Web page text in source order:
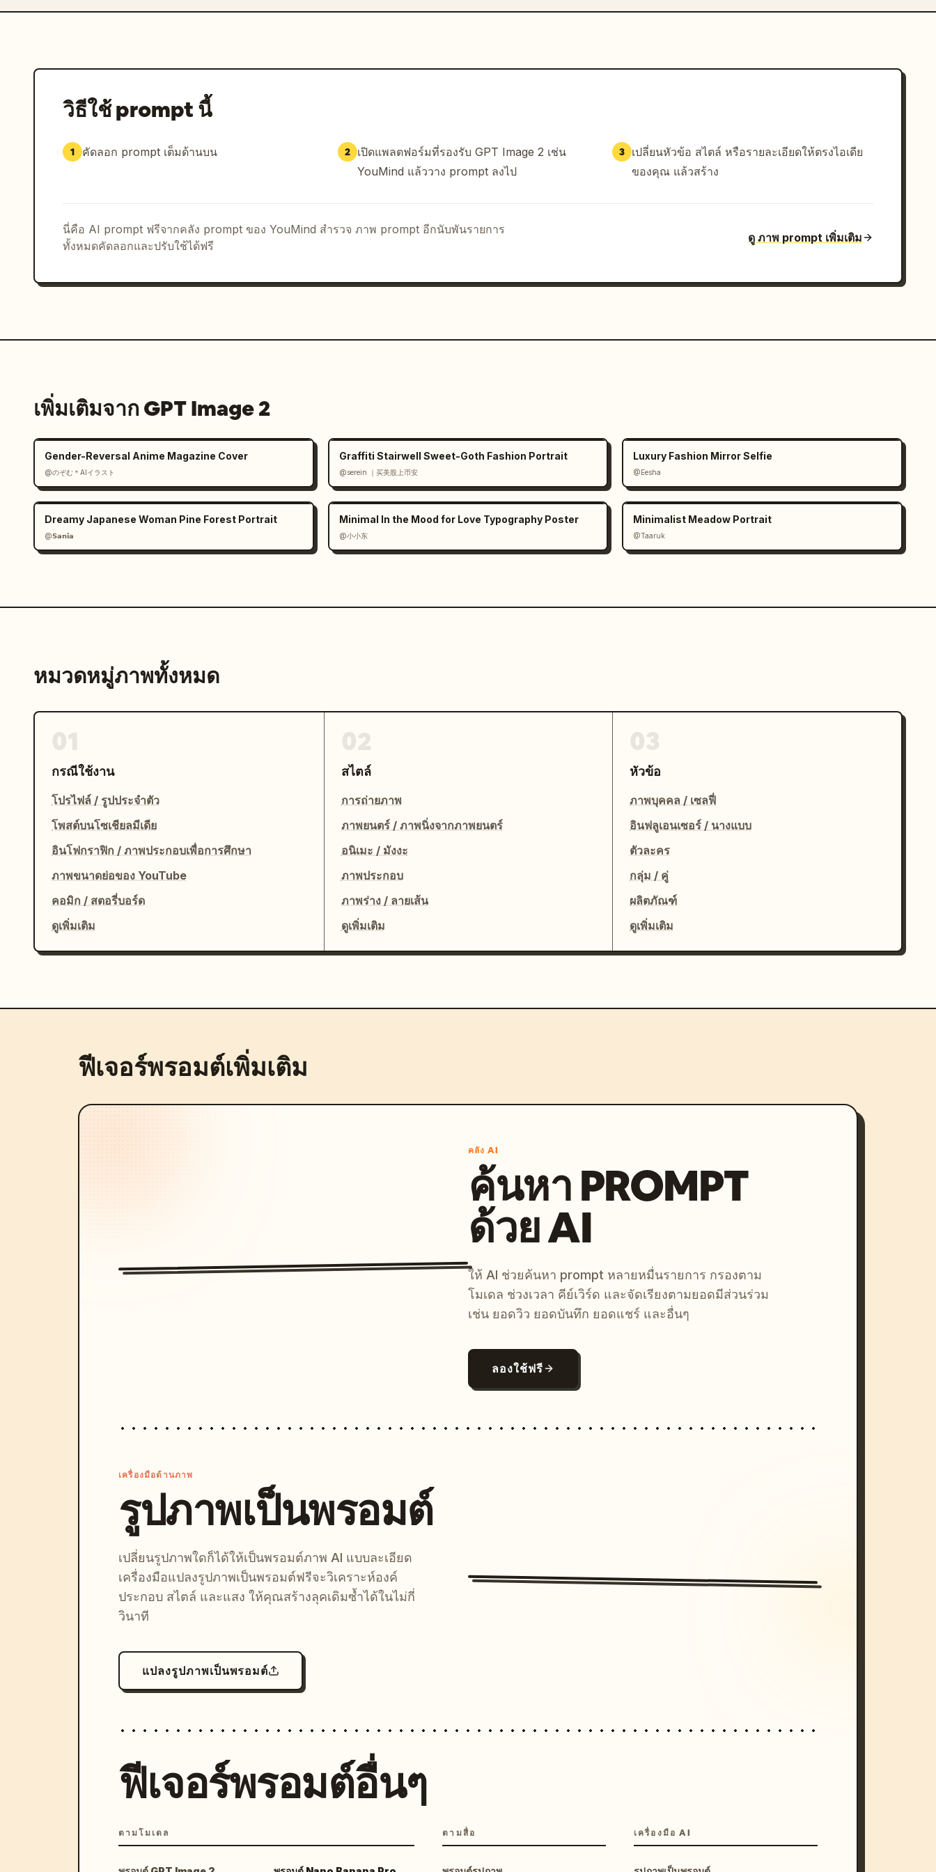
วิธีใช้ prompt นี้
1 คัดลอก prompt เต็มด้านบน 2 เปิดแพลตฟอร์มที่รองรับ GPT Image 2 เช่น
YouMind แล้ววาง prompt ลงไป
3
เปลี่ยนหัวข้อ สไตล์ หรือรายละเอียดให้ตรงไอเดีย
ของคุณ แล้วสร้าง
นี่คือ AI prompt ฟรีจากคลัง prompt ของ YouMind สำรวจ ภาพ prompt อีกนับพันรายการ
ทั้งหมดคัดลอกและปรับใช้ได้ฟรี
ดู ภาพ prompt เพิ่มเติม
เพิ่มเติมจาก GPT Image 2
Gender-Reversal Anime Magazine Cover
@のぞむ＊AIイラスト
Graffiti Stairwell Sweet-Goth Fashion Portrait
@serein ｜买美股上币安
Luxury Fashion Mirror Selfie
@Eesha
Dreamy Japanese Woman Pine Forest Portrait
@𝗦𝗮𝗻𝗶𝗮
Minimal In the Mood for Love Typography Poster
@小小东
Minimalist Meadow Portrait
@Taaruk
หมวดหมู่ภาพทั้งหมด
กรณีใช้งาน
โปรไฟล์ / รูปประจำตัว
โพสต์บนโซเชียลมีเดีย
อินโฟกราฟิก / ภาพประกอบเพื่อการศึกษา
ภาพขนาดย่อของ YouTube
คอมิก / สตอรี่บอร์ด
ดูเพิ่มเติม
สไตล์
การถ่ายภาพ
ภาพยนตร์ / ภาพนิ่งจากภาพยนตร์
อนิเมะ / มังงะ
ภาพประกอบ
ภาพร่าง / ลายเส้น
ดูเพิ่มเติม
หัวข้อ
ภาพบุคคล / เซลฟี่
อินฟลูเอนเซอร์ / นางแบบ
ตัวละคร
กลุ่ม / คู่
ผลิตภัณฑ์
ดูเพิ่มเติม
ฟีเจอร์พรอมต์เพิ่มเติม
คลัง AI
ค้นหา PROMPT
ด้วย AI
ให้ AI ช่วยค้นหา prompt หลายหมื่นรายการ กรองตาม
โมเดล ช่วงเวลา คีย์เวิร์ด และจัดเรียงตามยอดมีส่วนร่วม
เช่น ยอดวิว ยอดบันทึก ยอดแชร์ และอื่นๆ
ลองใช้ฟรี
เครื่องมือด้านภาพ
รูปภาพเป็นพรอมต์
เปลี่ยนรูปภาพใดก็ได้ให้เป็นพรอมต์ภาพ AI แบบละเอียด
เครื่องมือแปลงรูปภาพเป็นพรอมต์ฟรีจะวิเคราะห์องค์
ประกอบ สไตล์ และแสง ให้คุณสร้างลุคเดิมซ้ำได้ในไม่กี่
วินาที
แปลงรูปภาพเป็นพรอมต์
ฟีเจอร์พรอมต์อื่นๆ
ตามโมเดล ตามสื่อ เครื่องมือ AI